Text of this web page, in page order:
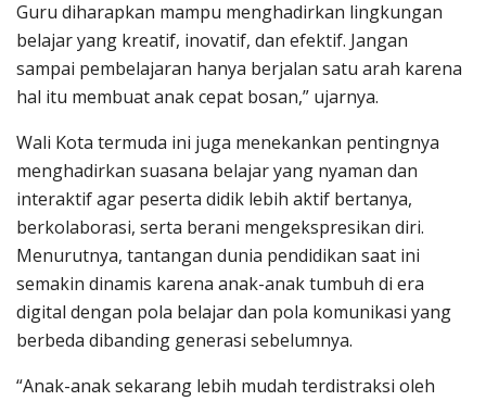
Guru diharapkan mampu menghadirkan lingkungan
belajar yang kreatif, inovatif, dan efektif. Jangan
sampai pembelajaran hanya berjalan satu arah karena
hal itu membuat anak cepat bosan,” ujarnya.
Wali Kota termuda ini juga menekankan pentingnya
menghadirkan suasana belajar yang nyaman dan
interaktif agar peserta didik lebih aktif bertanya,
berkolaborasi, serta berani mengekspresikan diri.
Menurutnya, tantangan dunia pendidikan saat ini
semakin dinamis karena anak-anak tumbuh di era
digital dengan pola belajar dan pola komunikasi yang
berbeda dibanding generasi sebelumnya.
“Anak-anak sekarang lebih mudah terdistraksi oleh